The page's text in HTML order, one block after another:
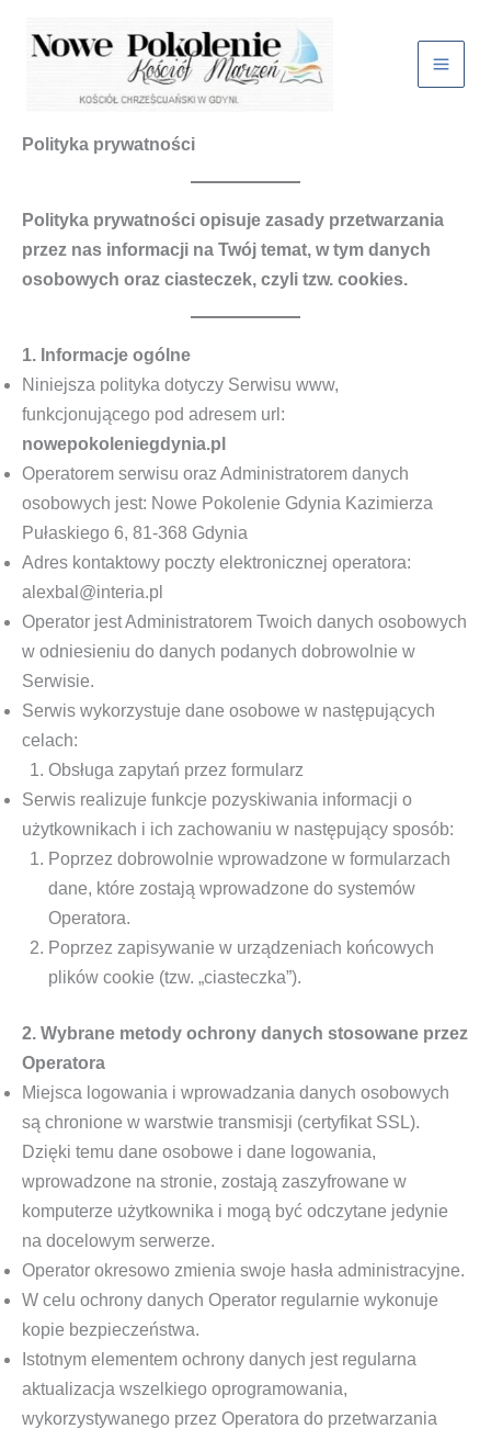
Polityka prywatności
Polityka prywatności opisuje zasady przetwarzania
przez nas informacji na Twój temat, w tym danych
osobowych oraz ciasteczek, czyli tzw. cookies.
1. Informacje ogólne
Niniejsza polityka dotyczy Serwisu www,
funkcjonującego pod adresem url:
nowepokoleniegdynia.pl
Operatorem serwisu oraz Administratorem danych
osobowych jest: Nowe Pokolenie Gdynia Kazimierza
Pułaskiego 6, 81-368 Gdynia
Adres kontaktowy poczty elektronicznej operatora:
alexbal@interia.pl
Operator jest Administratorem Twoich danych osobowych
w odniesieniu do danych podanych dobrowolnie w
Serwisie.
Serwis wykorzystuje dane osobowe w następujących
celach:
Obsługa zapytań przez formularz
Serwis realizuje funkcje pozyskiwania informacji o
użytkownikach i ich zachowaniu w następujący sposób:
Poprzez dobrowolnie wprowadzone w formularzach
dane, które zostają wprowadzone do systemów
Operatora.
Poprzez zapisywanie w urządzeniach końcowych
plików cookie (tzw. „ciasteczka”).
2. Wybrane metody ochrony danych stosowane przez
Operatora
Miejsca logowania i wprowadzania danych osobowych
są chronione w warstwie transmisji (certyfikat SSL).
Dzięki temu dane osobowe i dane logowania,
wprowadzone na stronie, zostają zaszyfrowane w
komputerze użytkownika i mogą być odczytane jedynie
na docelowym serwerze.
Operator okresowo zmienia swoje hasła administracyjne.
W celu ochrony danych Operator regularnie wykonuje
kopie bezpieczeństwa.
Istotnym elementem ochrony danych jest regularna
aktualizacja wszelkiego oprogramowania,
wykorzystywanego przez Operatora do przetwarzania